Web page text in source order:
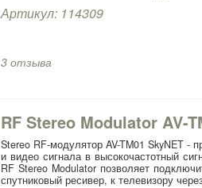
Артикул: 114309
3 отзыва
RF Stereo Modulator AV-
Stereo RF-модулятор AV-TM01 SkyNET -
и видео сигнала в высокочастотный
RF Stereo Modulator позволяет
спутниковый ресивер, к телевизору